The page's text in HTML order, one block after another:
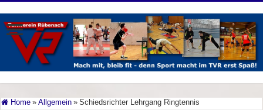
Home » Allgemein » Schiedsrichter Lehrgang Ringtennis